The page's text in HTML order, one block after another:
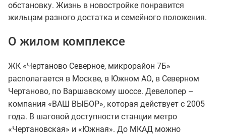
обстановку. Жизнь в новостройке понравится
жильцам разного достатка и семейного положения.
О жилом комплексе
ЖК «Чертаново Северное, микрорайон 7Б»
располагается в Москве, в Южном АО, в Северном
Чертаново, по Варшавскому шоссе. Девелопер –
компания «ВАШ ВЫБОР», которая действует с 2005
года. В шаговой доступности станции метро
«Чертановская» и «Южная». До МКАД можно